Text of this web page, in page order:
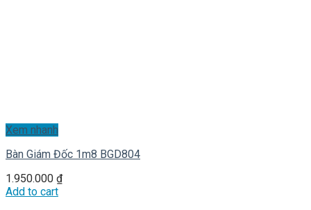
Xem nhanh
Bàn Giám Đốc 1m8 BGD804
1.950.000 ₫
Add to cart